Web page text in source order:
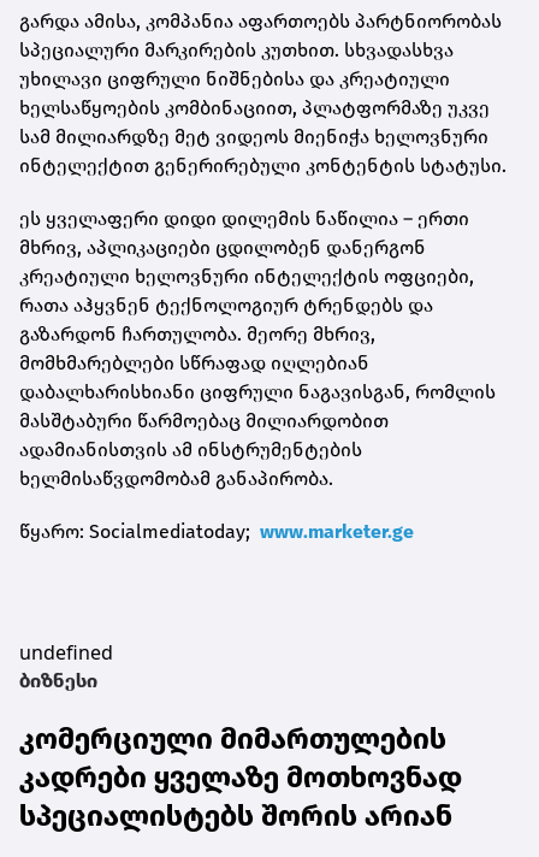
გარდა ამისა, კომპანია აფართოებს პარტნიორობას
სპეციალური მარკირების კუთხით. სხვადასხვა
უხილავი ციფრული ნიშნებისა და კრეატიული
ხელსაწყოების კომბინაციით, პლატფორმაზე უკვე
სამ მილიარდზე მეტ ვიდეოს მიენიჭა ხელოვნური
ინტელექტით გენერირებული კონტენტის სტატუსი.
ეს ყველაფერი დიდი დილემის ნაწილია – ერთი
მხრივ, აპლიკაციები ცდილობენ დანერგონ
კრეატიული ხელოვნური ინტელექტის ოფციები,
რათა აჰყვნენ ტექნოლოგიურ ტრენდებს და
გაზარდონ ჩართულობა. მეორე მხრივ,
მომხმარებლები სწრაფად იღლებიან
დაბალხარისხიანი ციფრული ნაგავისგან, რომლის
მასშტაბური წარმოებაც მილიარდობით
ადამიანისთვის ამ ინსტრუმენტების
ხელმისაწვდომობამ განაპირობა.
წყარო: Socialmediatoday; www.marketer.ge
undefined
ბიზნესი
კომერციული მიმართულების
კადრები ყველაზე მოთხოვნად
სპეციალისტებს შორის არიან